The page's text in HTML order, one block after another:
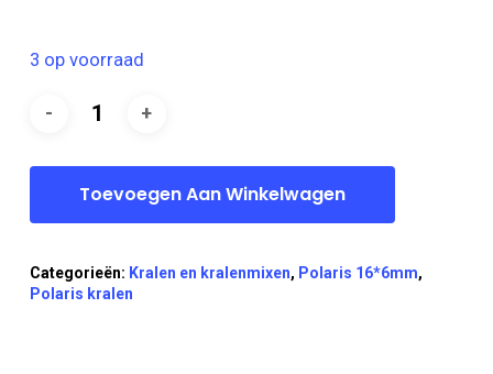
was:
€1.20.
3 op voorraad
Toevoegen Aan Winkelwagen
Categorieën: Kralen en kralenmixen, Polaris 16*6mm,
Polaris kralen